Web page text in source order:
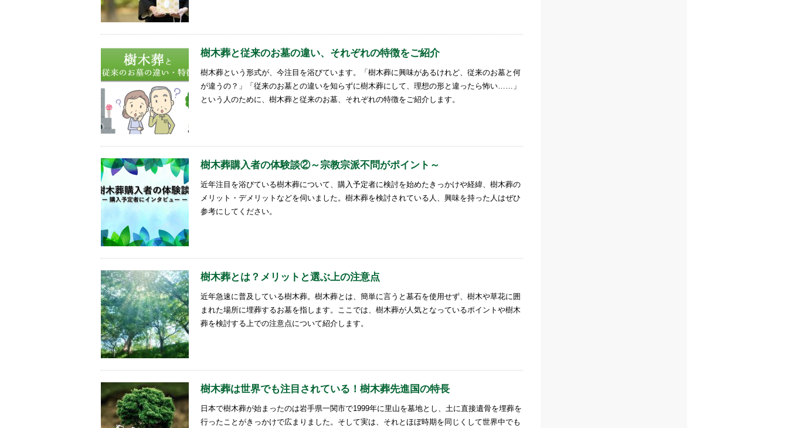
樹木葬と従来のお墓の違い、それぞれの特徴をご紹介
樹木葬という形式が、今注目を浴びています。「樹木葬に興味があるけれど、従来のお墓と何
が違うの？」「従来のお墓との違いを知らずに樹木葬にして、理想の形と違ったら怖い……」
という人のために、樹木葬と従来のお墓、それぞれの特徴をご紹介します。
樹木葬購入者の体験談②～宗教宗派不問がポイント～
近年注目を浴びている樹木葬について、購入予定者に検討を始めたきっかけや経緯、樹木葬の
メリット・デメリットなどを伺いました。樹木葬を検討されている人、興味を持った人はぜひ
参考にしてください。
樹木葬とは？メリットと選ぶ上の注意点
近年急速に普及している樹木葬。樹木葬とは、簡単に言うと墓石を使用せず、樹木や草花に囲
まれた場所に埋葬するお墓を指します。ここでは、樹木葬が人気となっているポイントや樹木
葬を検討する上での注意点について紹介します。
樹木葬は世界でも注目されている！樹木葬先進国の特長
日本で樹木葬が始まったのは岩手県一関市で1999年に里山を墓地とし、土に直接遺骨を埋葬を
行ったことがきっかけで広まりました。そして実は、それとほぼ時期を同じくして世界中でも